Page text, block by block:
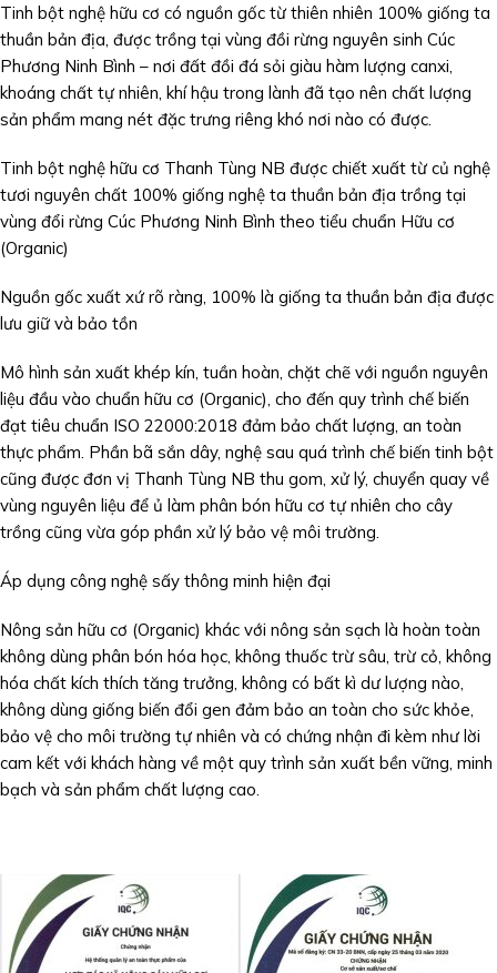
Tinh bột nghệ hữu cơ có nguồn gốc từ thiên nhiên 100% giống ta
thuần bản địa, được trồng tại vùng đồi rừng nguyên sinh Cúc
Phương Ninh Bình – nơi đất đồi đá sỏi giàu hàm lượng canxi,
khoáng chất tự nhiên, khí hậu trong lành đã tạo nên chất lượng
sản phẩm mang nét đặc trưng riêng khó nơi nào có được.
Tinh bột nghệ hữu cơ Thanh Tùng NB được chiết xuất từ củ nghệ
tươi nguyên chất 100% giống nghệ ta thuần bản địa trồng tại
vùng đổi rừng Cúc Phương Ninh Bình theo tiểu chuẩn Hữu cơ
(Organic)
Nguồn gốc xuất xứ rõ ràng, 100% là giống ta thuần bản địa được
lưu giữ và bảo tồn
Mô hình sản xuất khép kín, tuần hoàn, chặt chẽ với nguồn nguyên
liệu đầu vào chuẩn hữu cơ (Organic), cho đến quy trình chế biến
đạt tiêu chuẩn ISO 22000:2018 đảm bảo chất lượng, an toàn
thực phẩm. Phần bã sắn dây, nghệ sau quá trình chế biến tinh bột
cũng được đơn vị Thanh Tùng NB thu gom, xử lý, chuyển quay về
vùng nguyên liệu để ủ làm phân bón hữu cơ tự nhiên cho cây
trồng cũng vừa góp phần xử lý bảo vệ môi trường.
Áp dụng công nghệ sấy thông minh hiện đại
Nông sản hữu cơ (Organic) khác với nông sản sạch là hoàn toàn
không dùng phân bón hóa học, không thuốc trừ sâu, trừ cỏ, không
hóa chất kích thích tăng trưởng, không có bất kì dư lượng nào,
không dùng giống biến đổi gen đảm bảo an toàn cho sức khỏe,
bảo vệ cho môi trường tự nhiên và có chứng nhận đi kèm như lời
cam kết với khách hàng về một quy trình sản xuất bền vững, minh
bạch và sản phẩm chất lượng cao.